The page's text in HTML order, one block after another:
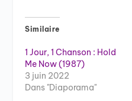
Similaire
1 Jour, 1 Chanson : Hold
Me Now (1987)
3 juin 2022
Dans "Diaporama"